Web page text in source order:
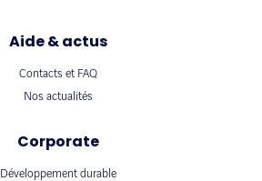
Aide & actus
Contacts et FAQ
Nos actualités
Corporate
Développement durable